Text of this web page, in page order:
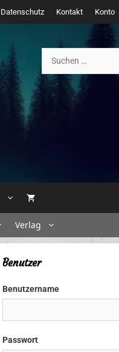
Datenschutz Kontakt Konto
nach:
Verlag
Benutzer
Benutzername
Passwort